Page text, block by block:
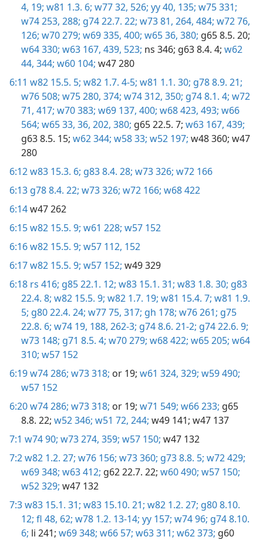
4, 19; w81 1.3. 6; w77 32, 526; yy 40, 135; w75 331;
w74 253, 288; g74 22.7. 22; w73 81, 264, 484; w72 76,
126; w70 279; w69 335, 400; w65 36, 380; g65 8.5. 20;
w64 330; w63 167, 439, 523; ns 346; g63 8.4. 4; w62
44, 344; w60 104; w47 280
6:11 w82 15.5. 5; w82 1.7. 4-5; w81 1.1. 30; g78 8.9. 21;
w76 508; w75 280, 374; w74 312, 350; g74 8.1. 4; w72
71, 417; w70 383; w69 137, 400; w68 423, 493; w66
564; w65 33, 36, 202, 380; g65 22.5. 7; w63 167, 439;
g63 8.5. 15; w62 344; w58 33; w52 197; w48 360; w47
280
6:12w83 15.3. 6; g83 8.4. 28; w73 326; w72 166
6:13 g78 8.4. 22; w73 326; w72 166; w68 422
6:14w47 262
6:15w82 15.5. 9; w61 228; w57 152
6:16w82 15.5. 9; w57 112, 152
6:17w82 15.5. 9; w57 152; w49 329
6:18 rs 416; g85 22.1. 12; w83 15.1. 31; w83 1.8. 30; g83
22.4. 8; w82 15.5. 9; w82 1.7. 19; w81 15.4. 7; w81 1.9.
5; g80 22.4. 24; w77 75, 317; gh 178; w76 261; g75
22.8. 6; w74 19, 188, 262-3; g74 8.6. 21-2; g74 22.6. 9;
w73 148; g71 8.5. 4; w70 279; w68 422; w65 205; w64
310; w57 152
6:19w74 286; w73 318; or 19; w61 324, 329; w59 490;
w57 152
6:20w74 286; w73 318; or 19; w71 549; w66 233; g65
8.8. 22; w52 346; w51 72, 244; w49 141; w47 137
7:1 w74 90; w73 274, 359; w57 150; w47 132
7:2w82 1.2. 27; w76 156; w73 360; g73 8.8. 5; w72 429;
w69 348; w63 412; g62 22.7. 22; w60 490; w57 150;
w52 329; w47 132
7:3w83 15.1. 31; w83 15.10. 21; w82 1.2. 27; g80 8.10.
12; fl 48, 62; w78 1.2. 13-14; yy 157; w74 96; g74 8.10.
6; li 241; w69 348; w66 57; w63 311; w62 373; g60